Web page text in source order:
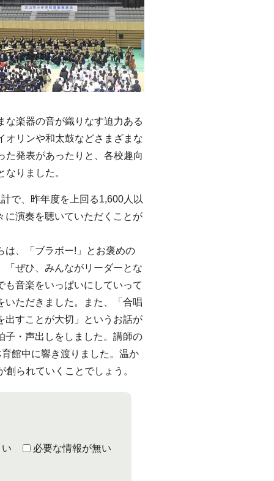
な楽器の音が織りなす迫力ある
オリンや和太鼓などさまざまな
た発表があったりと、各校趣向
りました。
で、昨年度を上回る1,600人以
に演奏を聴いていただくことが
、「ブラボー!」とお褒めの
「ぜひ、みんながリーダーとな
も音楽をいっぱいにしていって
いただきました。また、「合唱
出すことが大切」というお話が
子・声出しをしました。講師の
館中に響き渡りました。温か
られていくことでしょう。
必要な情報が無い